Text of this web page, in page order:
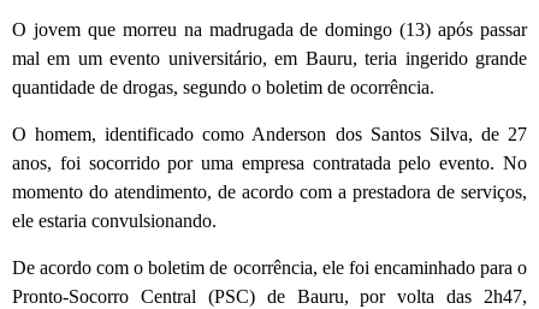
O jovem que morreu na madrugada de domingo (13) após passar
mal em um evento universitário, em Bauru, teria ingerido grande
quantidade de drogas, segundo o boletim de ocorrência.
O homem, identificado como Anderson dos Santos Silva, de 27
anos, foi socorrido por uma empresa contratada pelo evento. No
momento do atendimento, de acordo com a prestadora de serviços,
ele estaria convulsionando.
De acordo com o boletim de ocorrência, ele foi encaminhado para o
Pronto-Socorro Central (PSC) de Bauru, por volta das 2h47,